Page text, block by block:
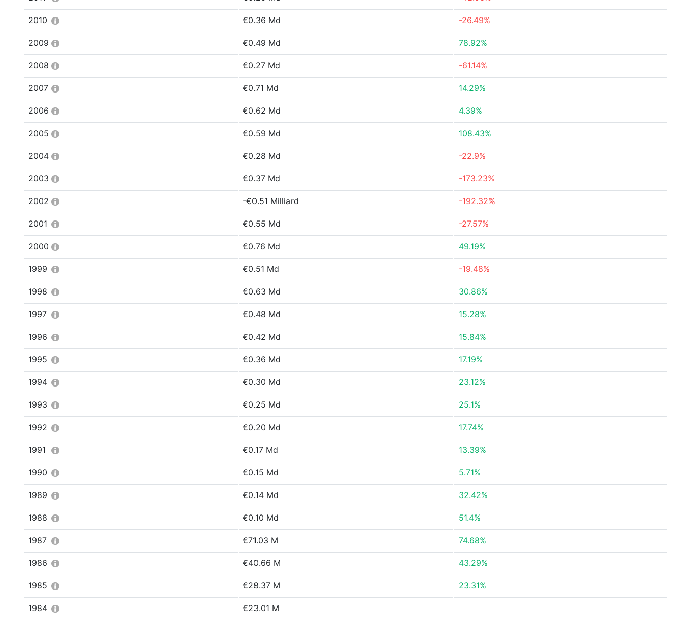
2010 €0.36 Md -26.49%
2009 €0.49 Md 78.92%
2008 €0.27 Md -61.14%
2007 €0.71 Md 14.29%
2006 €0.62 Md 4.39%
2005 €0.59 Md 108.43%
2004 €0.28 Md -22.9%
2003 €0.37 Md -173.23%
2002 -€0.51 Milliard -192.32%
2001 €0.55 Md -27.57%
2000 €0.76 Md 49.19%
1999 €0.51 Md -19.48%
1998 €0.63 Md 30.86%
1997 €0.48 Md 15.28%
1996 €0.42 Md 15.84%
1995 €0.36 Md 17.19%
1994 €0.30 Md 23.12%
1993 €0.25 Md 25.1%
1992 €0.20 Md 17.74%
1991 €0.17 Md 13.39%
1990 €0.15 Md 5.71%
1989 €0.14 Md 32.42%
1988 €0.10 Md 51.4%
1987 €71.03 M 74.68%
1986 €40.66 M 43.29%
1985 €28.37 M 23.31%
1984 €23.01 M